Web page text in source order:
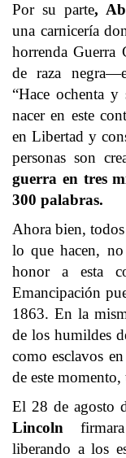
Por su parte,
una carnicería
horrenda
de raza
“Hace ochenta y
nacer en este
en Libertad y
personas son
guerra en tres
300 palabras.
Ahora bien,
lo que hacen,
honor a esta
Emancipación
1863. En la
de los humildes
como esclavos
de este
El 28 de agosto
Lincoln firmara
liberando a los